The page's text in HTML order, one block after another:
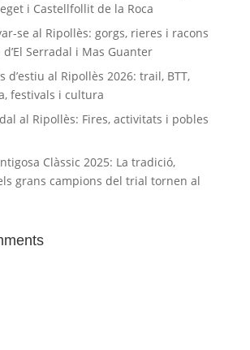
i Castellfollit de la Roca
se al Ripollès: gorgs, rieres i racons
d’El Serradal i Mas Guanter
d’estiu al Ripollès 2026: trail, BTT,
festivals i cultura
al Ripollès: Fires, activitats i pobles
Clàssic 2025: La tradició,
grans campions del trial tornen al